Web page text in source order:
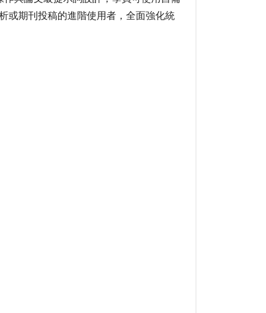
或期刊投稿的進階使用者，全面強化統